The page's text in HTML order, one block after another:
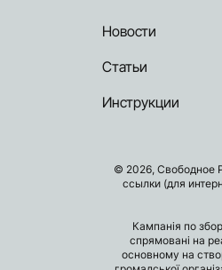
Новости
Статьи
Инструкции
© 2026, Свободное
ссылки (для
Кампанія по
спрямовані на
основному на